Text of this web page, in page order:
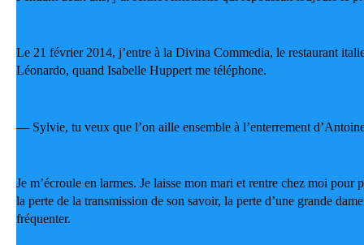
Le 21 février 2014, j’entre à la Divina Commedia, le restaurant
Léonardo, quand Isabelle Huppert me téléphone.
— Sylvie, tu veux que l’on aille ensemble à l’enterrement
Je m’écroule en larmes. Je laisse mon mari et rentre chez moi pour
la perte de la transmission de son savoir, la perte d’une grande
fréquenter.